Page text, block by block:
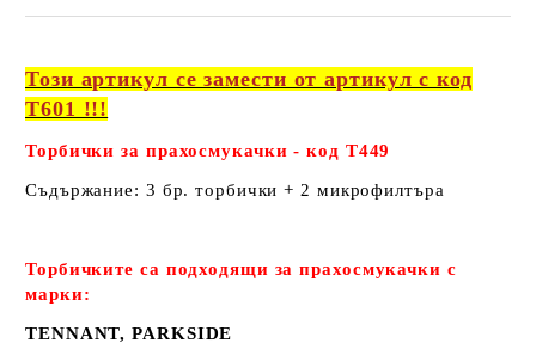
Този артикул се замести от артикул с код
Т601 !!!
Торбички за прахосмукачки - код Т449
Съдържание: 3 бр. торбички + 2 микрофилтъра
Торбичките са подходящи за прахосмукачки с
марки:
TENNANT, PARKSIDE